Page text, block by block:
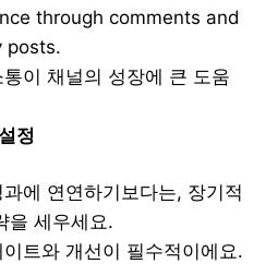
through comments and
posts.
이 채널의 성장에 큰 도움
정
에 연연하기보다는, 장기적
을 세우세요.
트와 개선이 필수적이에요.